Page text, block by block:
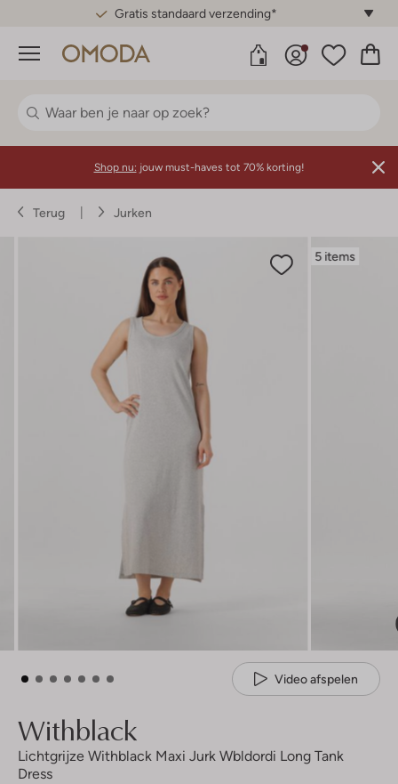
Gratis standaard verzending*
Menu
Shop nu: jouw must-haves tot 70% korting!
Terug Jurken
5 items
Video afspelen
Withblack
Lichtgrijze Withblack Maxi Jurk Wbldordi Long Tank
Dress